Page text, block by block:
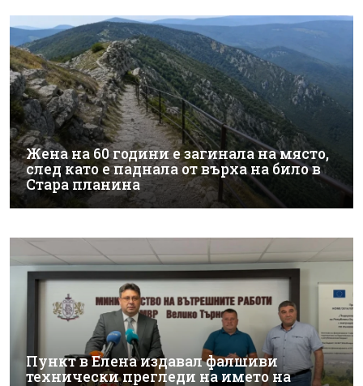
Жена на 60 години е загинала на място,
след като е паднала от върха на било в
Стара планина
Пункт в Елена издавал фалшиви
технически прегледи на името на